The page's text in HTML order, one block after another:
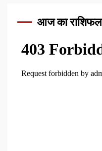
आज का राशिफल